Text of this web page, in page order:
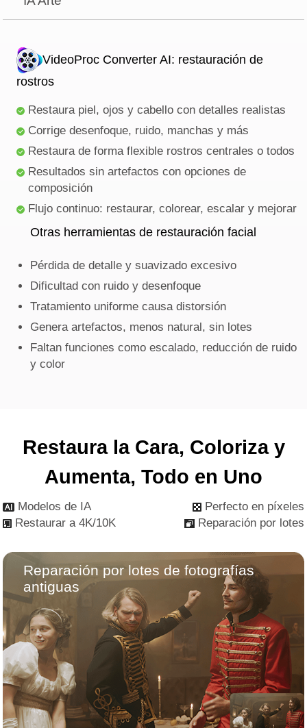
VideoProc Converter AI: restauración de
rostros
Restaura piel, ojos y cabello con detalles realistas
Corrige desenfoque, ruido, manchas y más
Restaura de forma flexible rostros centrales o todos
Resultados sin artefactos con opciones de
composición
Flujo continuo: restaurar, colorear, escalar y mejorar
Otras herramientas de restauración facial
Pérdida de detalle y suavizado excesivo
Dificultad con ruido y desenfoque
Tratamiento uniforme causa distorsión
Genera artefactos, menos natural, sin lotes
Faltan funciones como escalado, reducción de ruido
y color
Restaura la Cara, Coloriza y
Aumenta, Todo en Uno
Modelos de IA
Perfecto en píxeles
Restaurar a 4K/10K
Reparación por lotes
Reparación por lotes de fotografías
antiguas